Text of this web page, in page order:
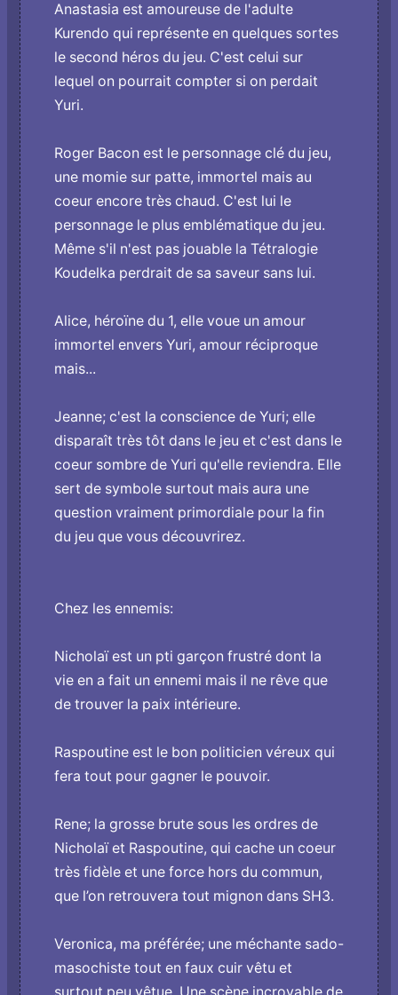
Anastasia est amoureuse de l'adulte
Kurendo qui représente en quelques sortes
le second héros du jeu. C'est celui sur
lequel o­n pourrait compter si o­n perdait
Yuri.
Roger Bacon est le personnage clé du jeu,
une momie sur patte, immortel mais au
coeur encore très chaud. C'est lui le
personnage le plus emblématique du jeu.
Même s'il n'est pas jouable la Tétralogie
Koudelka perdrait de sa saveur sans lui.
Alice, héroïne du 1, elle voue un amour
immortel envers Yuri, amour réciproque
mais...
Jeanne; c'est la conscience de Yuri; elle
disparaît très tôt dans le jeu et c'est dans le
coeur sombre de Yuri qu'elle reviendra. Elle
sert de symbole surtout mais aura une
question vraiment primordiale pour la fin
du jeu que vous découvrirez.
Chez les ennemis:
Nicholaï est un pti garçon frustré dont la
vie en a fait un ennemi mais il ne rêve que
de trouver la paix intérieure.
Raspoutine est le bon politicien véreux qui
fera tout pour gagner le pouvoir.
Rene; la grosse brute sous les ordres de
Nicholaï et Raspoutine, qui cache un coeur
très fidèle et une force hors du commun,
que l’on retrouvera tout mignon dans SH3.
Veronica, ma préférée; une méchante sado-
masochiste tout en faux cuir vêtu et